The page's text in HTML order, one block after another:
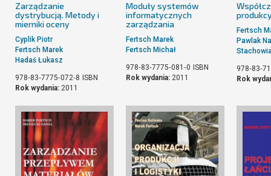
Zarządzanie
dystrybucją. Metody i
mierniki oceny
Cyplik Piotr
Fertsch Marek
Hadaś Łukasz
978‐83‐7775‐072‐8 ISBN
Rok wydania: 2011
Moduły systemów
informatycznych
zarządzania
Fertsch Marek
Fertsch Michał
978‐83‐7775‐081‐0 ISBN
Rok wydania: 2011
Fertsch
Pawlak
Rok